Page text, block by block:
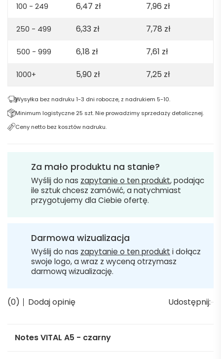
100 - 249 6,47 zł 7,96 zł
250 - 499 6,33 zł 7,78 zł
500 - 999 6,18 zł 7,61 zł
1000+ 5,90 zł 7,25 zł
Wysyłka bez nadruku 1-3 dni robocze, z nadrukiem 5-10.
Minimum logistyczne 25 szt. Nie prowadzimy sprzedaży detalicznej.
Ceny netto bez kosztów nadruku.
Za mało produktu na stanie?
Wyślij do nas zapytanie o ten produkt, podając
ile sztuk chcesz zamówić, a natychmiast
przygotujemy dla Ciebie ofertę.
Darmowa wizualizacja
Wyślij do nas zapytanie o ten produkt i dołącz
swoje logo, a wraz z wyceną otrzymasz
darmową wizualizację.
(0) Dodaj opinię Udostępnij:
Notes VITAL A5 - czarny